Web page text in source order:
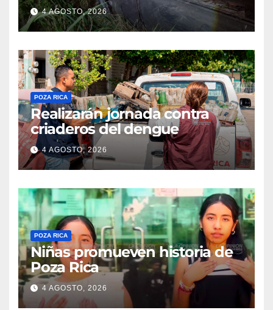
4 AGOSTO, 2026
POZA RICA
Realizarán jornada contra
criaderos del dengue
4 AGOSTO, 2026
POZA RICA
Niñas promueven historia de
Poza Rica
4 AGOSTO, 2026